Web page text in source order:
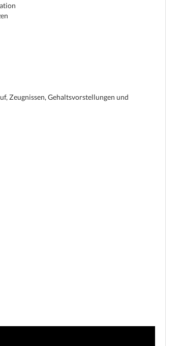
Zeugnissen, Gehaltsvorstellungen und